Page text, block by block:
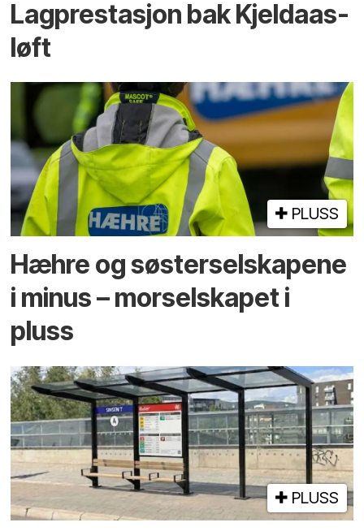
Lagprestasjon bak Kjeldaas-
løft
PLUSS
Hæhre og søster­selskapene
i minus – mor­selskapet i
pluss
PLUSS